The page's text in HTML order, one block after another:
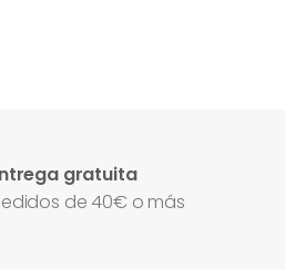
gratuita
de 40€ o más